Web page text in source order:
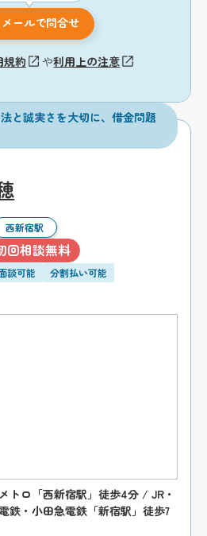
メールで問合せ
規約 や利用上の注意
と誠実さを大切に、借金問題
西新宿駅
回相談無料
談可能
分割払い可能
トロ「西新宿駅」徒歩4分 / JR・
鉄・小田急電鉄「新宿駅」徒歩7